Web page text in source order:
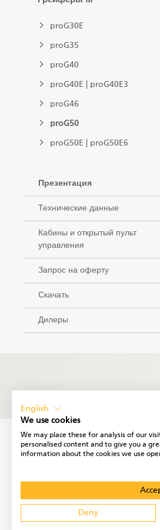
proG30E
proG35
proG40
proG40E | proG40E3
proG46
proG50
proG50E | proG50E6
Презентация
Технические данные
Кабины и открытый пульт
управления
Запрос на оферту
Скачать
Дилеры
English
We use cookies
We may place these for analysis of our
personalised content and to give you a
information about the cookies we use
Deny